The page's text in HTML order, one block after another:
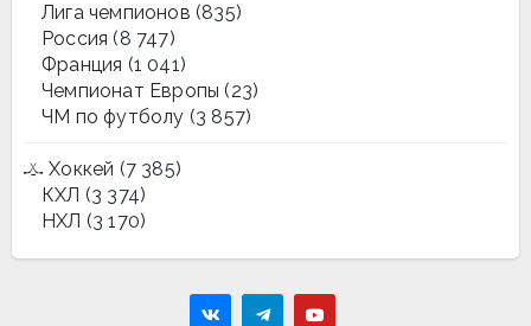
Лига чемпионов (835)
Россия (8 747)
Франция (1 041)
Чемпионат Европы (23)
ЧМ по футболу (3 857)
Хоккей (7 385)
КХЛ (3 374)
НХЛ (3 170)